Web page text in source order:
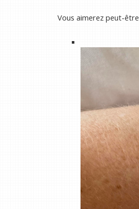
Vous aimerez peut-être